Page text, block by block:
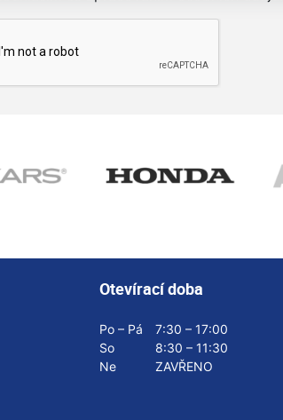
Otevírací doba
Po – Pá
7:30 – 17:00
So
8:30 – 11:30
Ne
ZAVŘENO